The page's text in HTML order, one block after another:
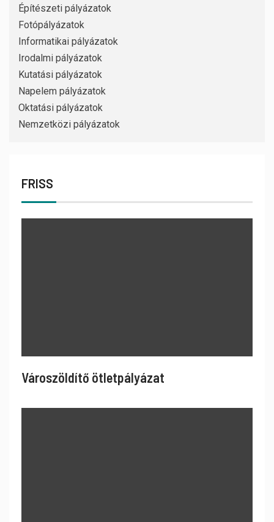
Építészeti pályázatok
Fotópályázatok
Informatikai pályázatok
Irodalmi pályázatok
Kutatási pályázatok
Napelem pályázatok
Oktatási pályázatok
Nemzetközi pályázatok
FRISS
Városzöldítő ötletpályázat